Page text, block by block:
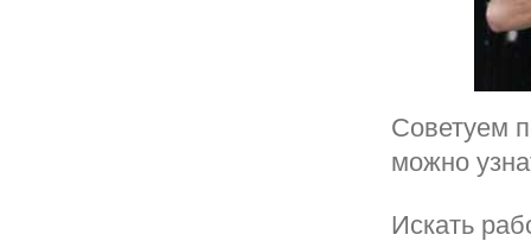
Советуем
можно
Искать